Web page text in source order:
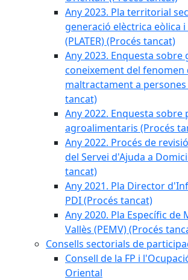
Any 2023. Pla territorial
generació elèctrica eòlica
(PLATER) (Procés tancat)
Any 2023. Enquesta sobre
coneixement del fenomen
maltractament a
tancat)
Any 2022. Enquesta sobre
agroalimentaris (Procés
Any 2022. Procés de
del Servei d'Ajuda a
tancat)
Any 2021. Pla Director
PDI (Procés tancat)
Any 2020. Pla Específic de
Vallès (PEMV) (Procés
Consells sectorials de
Consell de la FP i
Oriental